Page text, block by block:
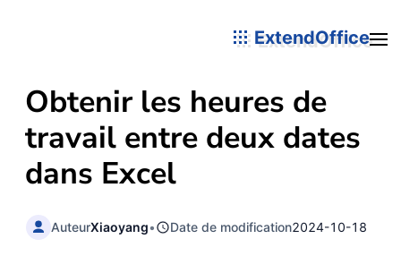
ExtendOffice
Obtenir les heures de
travail entre deux dates
dans Excel
AuteurXiaoyang• Date de modification2024-10-18